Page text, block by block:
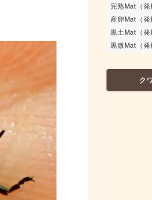
完熟Mat（発
産卵Mat（発
黒土Mat（発
黒微Mat（発
ク